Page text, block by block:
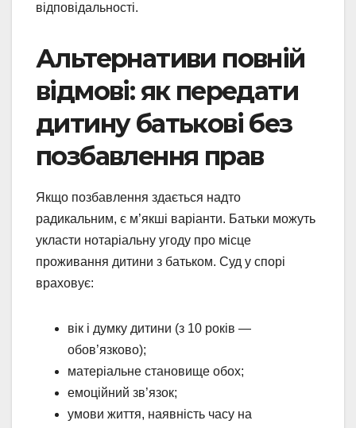
відповідальності.
Альтернативи повній
відмові: як передати
дитину батькові без
позбавлення прав
Якщо позбавлення здається надто
радикальним, є м’якші варіанти. Батьки можуть
укласти нотаріальну угоду про місце
проживання дитини з батьком. Суд у спорі
враховує:
вік і думку дитини (з 10 років —
обов’язково);
матеріальне становище обох;
емоційний зв’язок;
умови життя, наявність часу на